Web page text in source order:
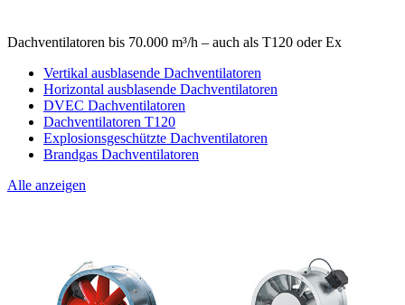
Dachventilatoren bis 70.000 m³/h – auch als T120 oder Ex
Vertikal ausblasende Dachventilatoren
Horizontal ausblasende Dachventilatoren
DVEC Dachventilatoren
Dachventilatoren T120
Explosionsgeschützte Dachventilatoren
Brandgas Dachventilatoren
Alle anzeigen